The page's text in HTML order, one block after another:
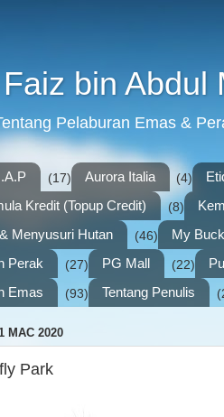
bin Abdul
Pelaburan Emas &
(17) Aurora Italia (4)
Kredit (Topup Credit) (8)
Menyusuri Hutan (46) My
Perak (27) PG Mall (22)
Emas (93) Tentang Penulis
MAC 2020
Park